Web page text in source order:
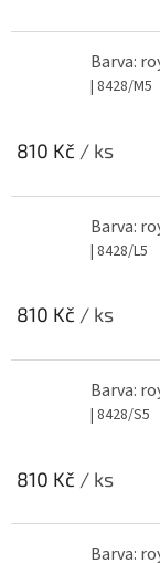
Barva:
| 8428/M5
810 Kč / ks
Barva:
| 8428/L5
810 Kč / ks
Barva:
| 8428/S5
810 Kč / ks
Barva: